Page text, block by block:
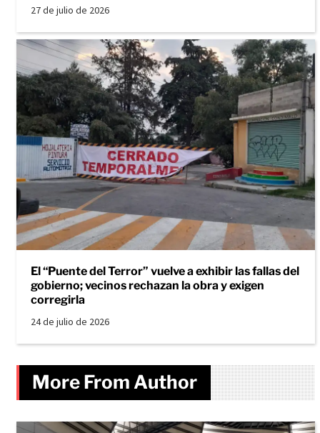
27 de julio de 2026
El “Puente del Terror” vuelve a exhibir las fallas del
gobierno; vecinos rechazan la obra y exigen
corregirla
24 de julio de 2026
More From Author